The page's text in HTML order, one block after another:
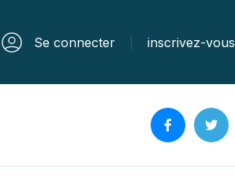
Se connecter inscrivez-vous